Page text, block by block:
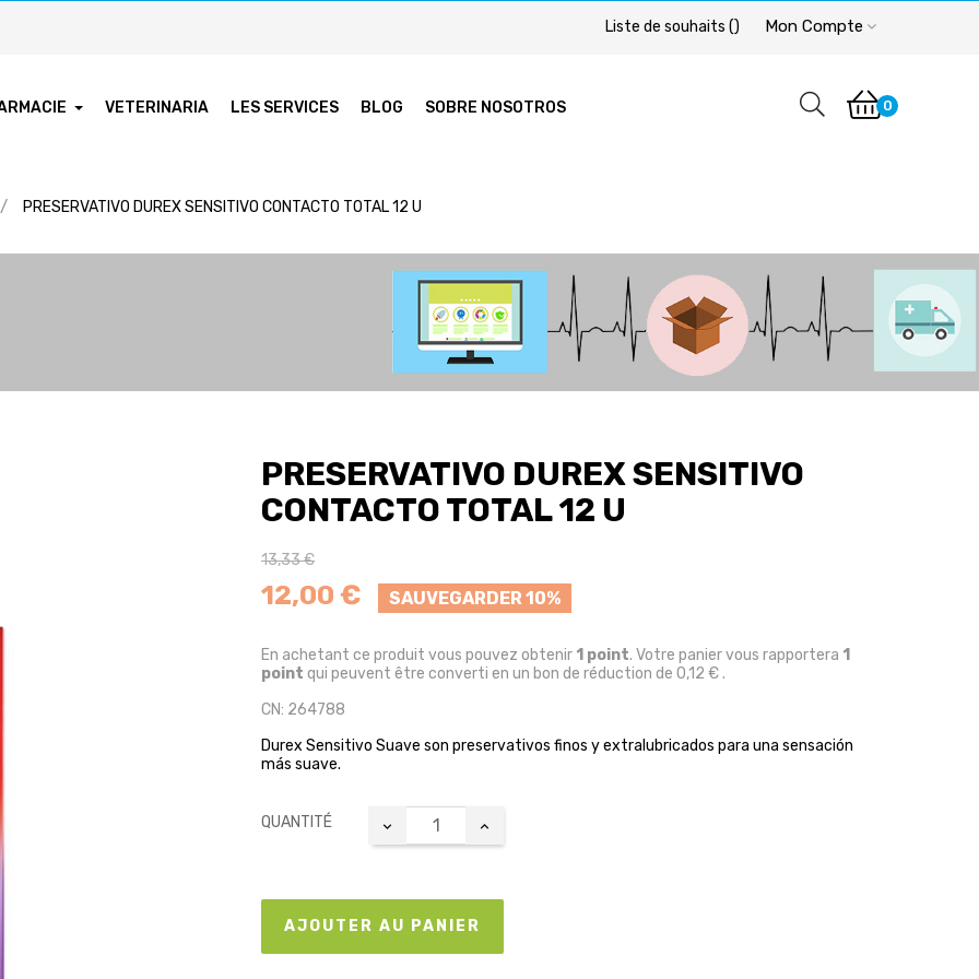
Mon Compte
Liste de souhaits ()
VETERINARIA LES SERVICES BLOG SOBRE NOSOTROS 0
PRESERVATIVO DUREX SENSITIVO CONTACTO TOTAL 12 U
PRESERVATIVO DUREX SENSITIVO
CONTACTO TOTAL 12 U
13,33 €
12,00 € SAUVEGARDER 10%
En achetant ce produit vous pouvez obtenir 1 point. Votre panier vous rapportera 1
point qui peuvent être converti en un bon de réduction de 0,12 €.
CN: 264788
Durex Sensitivo Suave son preservativos finos y extralubricados para una sensación
más suave.
QUANTITÉ
AJOUTER AU PANIER